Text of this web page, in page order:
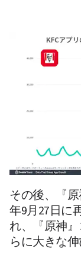
その後、『
年9月27日に
れ、『原神
らに大きな